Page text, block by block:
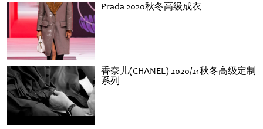
Prada 2020秋冬高级成衣
香奈儿(CHANEL) 2020/21秋冬高级定制
系列